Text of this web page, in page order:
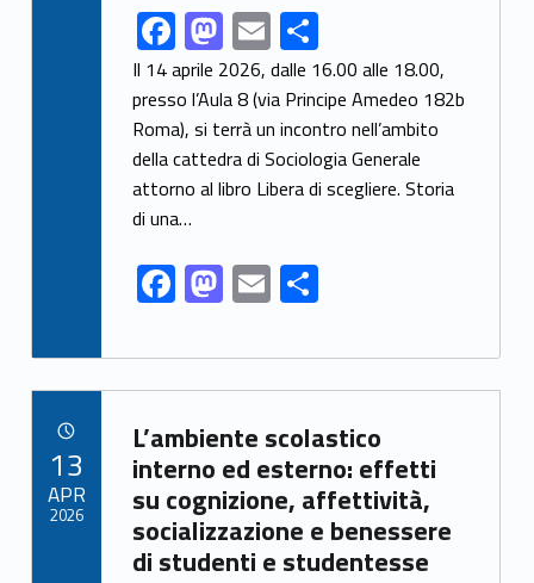
Link identifier share facebook archive #share-link-archive-16831F
ac
e
b
o
o
k
M
as
to
d
o
E
m
ai
l
S
h
ar
e
Il 14 aprile 2026, dalle 16.00 alle 18.00,
presso l’Aula 8 (via Principe Amedeo 182b
Roma), si terrà un incontro nell’ambito
della cattedra di Sociologia Generale
attorno al libro Libera di scegliere. Storia
di una…
F
ac
e
b
o
o
k
M
as
to
d
o
n
E
m
ai
l
S
ar
e
Link identifier archive #link-archive-25128
L’ambiente scolastico
interno ed esterno: effetti
su cognizione, affettività,
socializzazione e benessere
di studenti e studentesse
13
APR
2026